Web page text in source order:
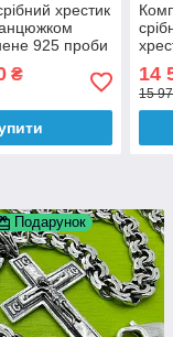
хрестик
925 проби
₴ 14
15
Подарунок